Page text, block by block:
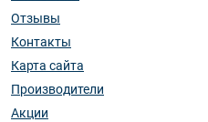
Отзывы
Контакты
Карта сайта
Производители
Акции